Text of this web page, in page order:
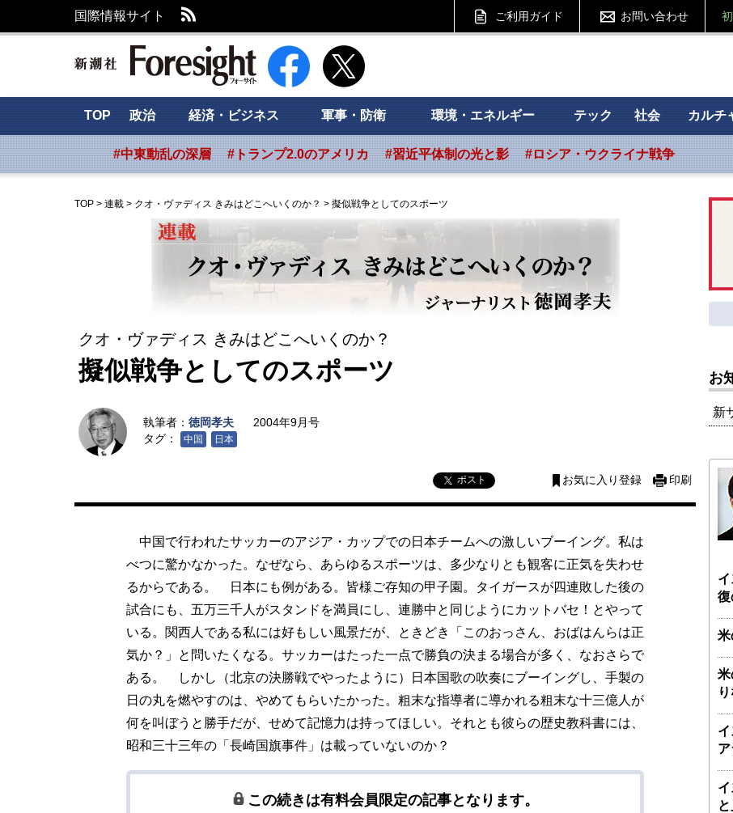
国際情報サイト ご利用ガイド お問い合わせ
新潮社 Foresight フォーサイト
TOP 政治 経済・ビジネス 軍事・防衛 環境・エネルギー テック 社会 カルチ
#中東動乱の深層 #トランプ2.0のアメリカ #習近平体制の光と影 #ロシア・ウクライナ戦争
TOP > 連載 > クオ・ヴァディス きみはどこへいくのか？ > 擬似戦争としてのスポーツ
クオ・ヴァディス きみはどこへいくのか？
擬似戦争としてのスポーツ
執筆者： 徳岡孝夫
2004年9月号
タグ：
中国 日本
ポスト お気に入り登録 印刷
中国で行われたサッカーのアジア・カップでの日本チームへの激しいブーイング。私は
べつに驚かなかった。なぜなら、あらゆるスポーツは、多少なりとも観客に正気を失わせ
るからである。 日本にも例がある。皆様ご存知の甲子園。タイガースが四連敗した後の
試合にも、五万三千人がスタンドを満員にし、連勝中と同じようにカットバセ！とやって
いる。関西人である私には好もしい風景だが、ときどき「このおっさん、おばはんらは正
気か？」と問いたくなる。サッカーはたった一点で勝負の決まる場合が多く、なおさらで
ある。 しかし（北京の決勝戦でやったように）日本国歌の吹奏にブーイングし、手製の
日の丸を燃やすのは、やめてもらいたかった。粗末な指導者に導かれる粗末な十三億人が
何を叫ぼうと勝手だが、せめて記憶力は持ってほしい。それとも彼らの歴史教科書には、
昭和三十三年の「長崎国旗事件」は載っていないのか？
この続きは有料会員限定の記事となります。
お
新
復
米
米